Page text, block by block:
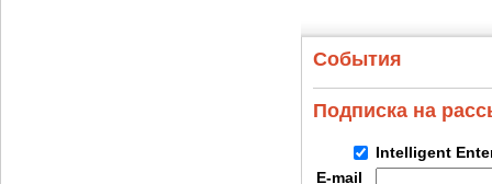
События
Подписка на
Intelligent
E-mail